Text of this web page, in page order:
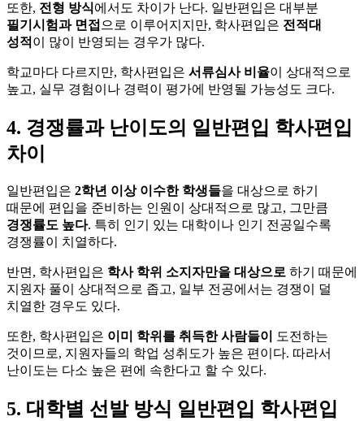
또한, 전형 방식에서도 차이가 난다. 일반편입은 대부분
필기시험과 면접 으로 이루어지지만, 학사편입은 전적대
성적 이 많이 반영되는 경우가 많다.
학교마다 다르지만, 학사편입은 서류심사 비율이 상대적으로
높고, 실무 경험이나 경력이 평가에 반영될 가능성도 크다.
4. 경쟁률과 난이도의 일반편입 학사편입
차이
일반편입은 2학년 이상 이수한 학생들을 대상으로 하기
때문에 편입을 준비하는 인원이 상대적으로 많고, 그만큼
경쟁률도 높다. 특히 인기 있는 대학이나 인기 전공일수록
경쟁률이 치열하다.
반면, 학사편입은 학사 학위 소지자만을 대상으로 하기 때문에
지원자 풀이 상대적으로 좁고, 일부 전공에서는 경쟁이 덜
치열한 경우도 있다.
또한, 학사편입은 이미 학위를 취득한 사람들이
도전하는
것이므로, 지원자들의 학업 성취도가 높은 편이다. 따라서
난이도는 다소 높은 편에 속한다고 할 수 있다.
5. 대학별 선발 방식 일반편입 학사편입